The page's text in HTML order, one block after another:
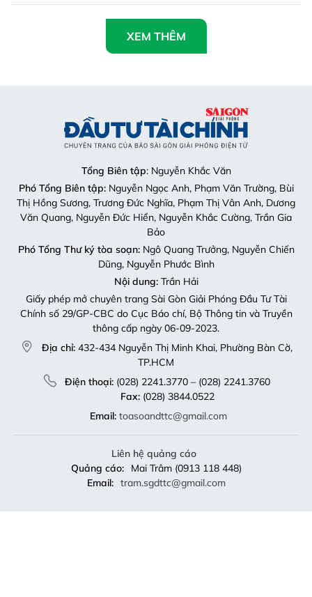
XEM THÊM
Tổng Biên tập: Nguyễn Khắc Văn
Phó Tổng Biên tập:Nguyễn Ngọc Anh, Phạm Văn Trường, Bùi
Thị Hồng Sương, Trương Đức Nghĩa, Phạm Thị Vân Anh, Dương
Văn Quang, Nguyễn Đức Hiển, Nguyễn Khắc Cường, Trần Gia
Bảo
Phó Tổng Thư ký tòa soạn:Ngô Quang Trưởng, Nguyễn Chiến
Dũng, Nguyễn Phước Bình
Nội dung:Trần Hải
Giấy phép mở chuyên trang Sài Gòn Giải Phóng Đầu Tư Tài
Chính số 29/GP-CBC do Cục Báo chí, Bộ Thông tin và Truyền
thông cấp ngày 06-09-2023.
Địa chỉ: 432-434 Nguyễn Thị Minh Khai, Phường Bàn Cờ,
TP.HCM
Điện thoại:(028) 2241.3770 – (028) 2241.3760
Fax:(028) 3844.0522
Email: toasoandttc@gmail.com
Liên hệ quảng cáo
Quảng cáo:
Mai Trâm (0913 118 448)
Email: tram.sgdttc@gmail.com